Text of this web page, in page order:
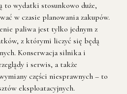
to wydatki stosunkowo duże,
w czasie planowania zakupów.
paliwa jest tylko jednym z
z którymi liczyć się będą
Konserwacja silnika i
i serwis, a także
części niesprawnych – to
eksploatacyjnych.